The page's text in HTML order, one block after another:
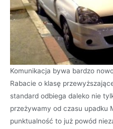
Komunikacja bywa bardzo
Rabacie o klasę
standard odbiega daleko nie
przeżywamy od czasu upadku
punktualność to już powód